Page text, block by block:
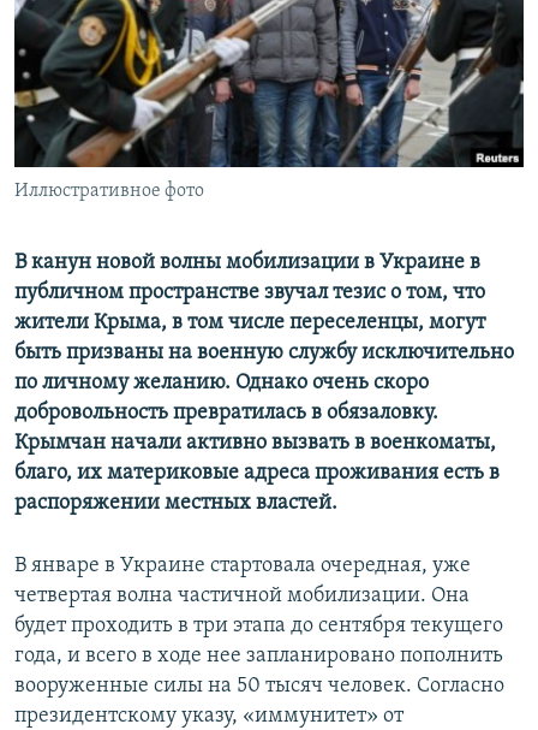
ПОБЕДИТЕЛЕЙ НЕ СУДЯТ?
КРЫМ.НЕПОКОРЕННЫЙ
ELIFBE
УКРАИНСКАЯ ПРОБЛЕМА КРЫМА
ПРИСОЕДИНЯЙТЕСЬ!
Все сайты RFE/RL
Иллюстративное фото
В канун новой волны мобилизации в Украине в
публичном пространстве звучал тезис о том, что
жители Крыма, в том числе переселенцы, могут
быть призваны на военную службу исключительно
по личному желанию. Однако очень скоро
добровольность превратилась в обязаловку.
Крымчан начали активно вызвать в военкоматы,
благо, их материковые адреса проживания есть в
распоряжении местных властей.
В январе в Украине стартовала очередная, уже
четвертая волна частичной мобилизации. Она
будет проходить в три этапа до сентября текущего
года, и всего в ходе нее запланировано пополнить
вооруженные силы на 50 тысяч человек. Согласно
президентскому указу, «иммунитет» от